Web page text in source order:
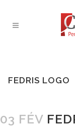
FEDRIS LOGO
03 FÉV